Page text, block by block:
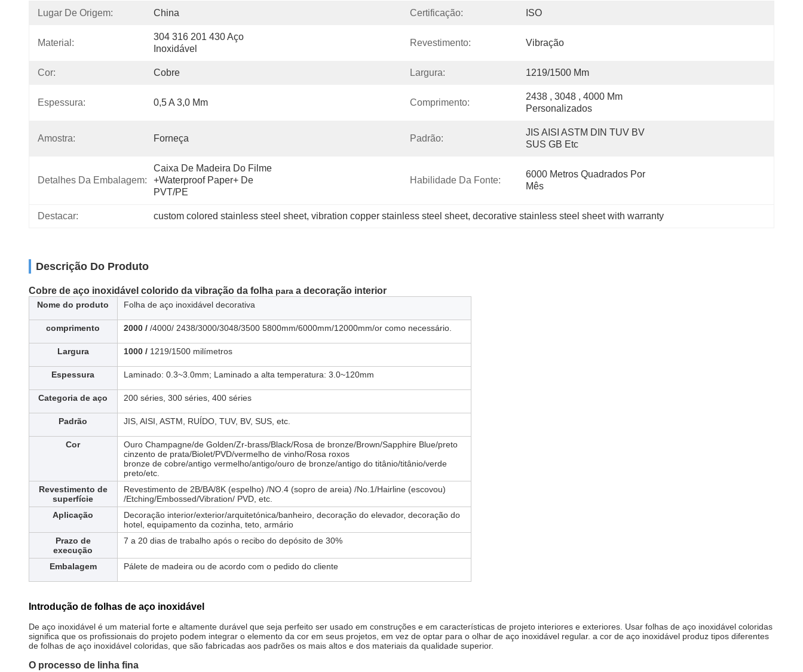
Lugar De Origem: China Certificação: ISO
Material:
304 316 201 430 Aço
Inoxidável
Revestimento: Vibração
Cor: Cobre Largura: 1219/1500 Mm
Espessura: 0,5 A 3,0 Mm Comprimento:
2438 , 3048 , 4000 Mm
Personalizados
Amostra: Forneça Padrão:
JIS AISI ASTM DIN TUV BV
SUS GB Etc
Detalhes Da Embalagem:
Caixa De Madeira Do Filme
+Waterproof Paper+ De
PVT/PE
Habilidade Da Fonte:
6000 Metros Quadrados Por
Mês
Destacar: custom colored stainless steel sheet, vibration copper stainless steel sheet, decorative stainless steel sheet with warranty
Descrição Do Produto
Cobre de aço inoxidável colorido da vibração da folha para a decoração interior
Nome do produto Folha de aço inoxidável decorativa
comprimento 2000 / /4000/ 2438/3000/3048/3500 5800mm/6000mm/12000mm/or como necessário.
Largura 1000 / 1219/1500 milímetros
Espessura Laminado: 0.3~3.0mm; Laminado a alta temperatura: 3.0~120mm
Categoria de aço 200 séries, 300 séries, 400 séries
Padrão JIS, AISI, ASTM, RUÍDO, TUV, BV, SUS, etc.
Cor
Ouro Champagne/de Golden/Zr-brass/Black/Rosa de bronze/Brown/Sapphire Blue/preto
cinzento de prata/Biolet/PVD/vermelho de vinho/Rosa roxos
bronze de cobre/antigo vermelho/antigo/ouro de bronze/antigo do titânio/titânio/verde
preto/etc.
Revestimento de
superfície
Revestimento de 2B/BA/8K (espelho) /NO.4 (sopro de areia) /No.1/Hairline (escovou)
/Etching/Embossed/Vibration/ PVD, etc.
Aplicação
Decoração interior/exterior/arquitetónica/banheiro, decoração do elevador, decoração do
hotel, equipamento da cozinha, teto, armário
Prazo de
execução
7 a 20 dias de trabalho após o recibo do depósito de 30%
Embalagem Pálete de madeira ou de acordo com o pedido do cliente
Introdução de folhas de aço inoxidável
De aço inoxidável é um material forte e altamente durável que seja perfeito ser usado em construções e em características de projeto interiores e exteriores. Usar folhas de aço inoxidável coloridas
significa que os profissionais do projeto podem integrar o elemento da cor em seus projetos, em vez de optar para o olhar de aço inoxidável regular. a cor de aço inoxidável produz tipos diferentes
de folhas de aço inoxidável coloridas, que são fabricadas aos padrões os mais altos e dos materiais da qualidade superior.
O processo de linha fina